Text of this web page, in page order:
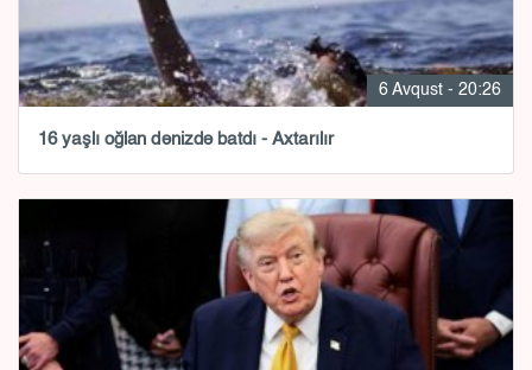
6 Avqust - 20:26
16 yaşlı oğlan dənizdə batdı - Axtarılır